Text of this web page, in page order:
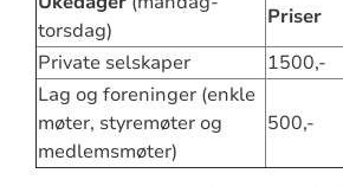
torsdag)
Priser
Private selskaper
1500,-
Lag og foreninger (enkle
møter, styremøter og
medlemsmøter)
500,-